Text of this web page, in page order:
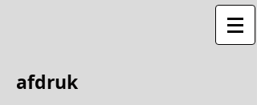
afdruk